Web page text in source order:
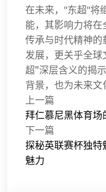
在未来，"东超"将
能，其影响力将
传承与时代精神的
发展，更关乎全球
超”深层含义的揭
背景，也为未来文
上一篇
拜仁慕尼黑体育场
下一篇
探秘英联赛杯独特
魅力